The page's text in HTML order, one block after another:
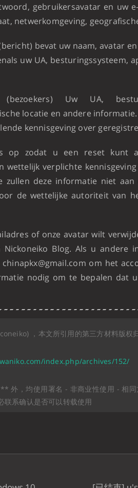
gebruikersavatar en uw
netwerkomgeving,
bevat uw naam, avatar
uw UA, besturingssysteem,
(bezoekers) Uw UA,
locatie en andere informatie.
kennisgeving over
op zodat u een reset kunt
wettelijk verplichte
zullen deze informatie niet
de wettelijke autoriteit van
of onze avatar wilt
Nickoneiko Blog. Als u andere
om het
nodig om te bepalen dat
，本文所引用的第三方材料版权
index.php/archives/152/
外，均使用署名 - 非商业性使用 - 相同
联系确认是否可以转载使用